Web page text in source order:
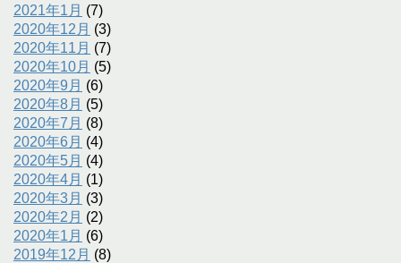
2021年1月 (7)
2020年12月 (3)
2020年11月 (7)
2020年10月 (5)
2020年9月 (6)
2020年8月 (5)
2020年7月 (8)
2020年6月 (4)
2020年5月 (4)
2020年4月 (1)
2020年3月 (3)
2020年2月 (2)
2020年1月 (6)
2019年12月 (8)